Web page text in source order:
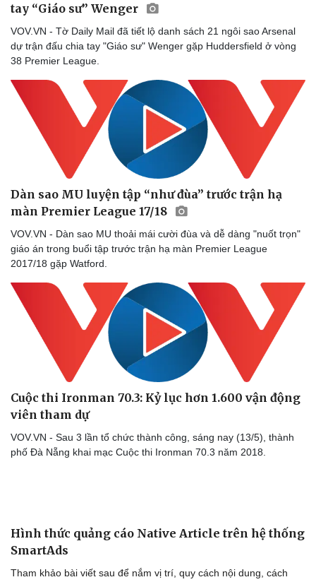
Sức khỏe
Dinh dưỡng - món ngon
Cây thuốc
Sản phụ khoa
Nhi khoa
Nam khoa
Làm đẹp - giảm cân
Phòng mạch online
Ăn sạch sống khỏe
Đời sống
Nhà đẹp
Tình yêu - Gia đình
tay “Giáo sư” Wenger
VOV.VN - Tờ Daily Mail đã tiết lộ danh sách 21 ngôi sao Arsenal
dự trận đấu chia tay "Giáo sư" Wenger gặp Huddersfield ở vòng
38 Premier League.
Dàn sao MU luyện tập “như đùa” trước trận hạ
màn Premier League 17/18
VOV.VN - Dàn sao MU thoải mái cười đùa và dễ dàng "nuốt trọn"
giáo án trong buổi tập trước trận hạ màn Premier League
2017/18 gặp Watford.
Cuộc thi Ironman 70.3: Kỷ lục hơn 1.600 vận động
viên tham dự
VOV.VN - Sau 3 lần tổ chức thành công, sáng nay (13/5), thành
phố Đà Nẵng khai mạc Cuộc thi Ironman 70.3 năm 2018.